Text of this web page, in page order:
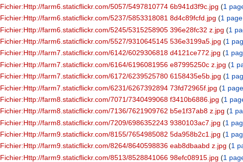
Fichier:Http://farm6.staticflickr.com/5057/5497810774 6b941d3f9c.jpg ‏‎ (1
Fichier:Http://farm6.staticflickr.com/5237/5853318081 8d4c89fcfd.jpg ‏‎ (1
Fichier:Http://farm6.staticflickr.com/5245/5315258905 396e28fc32 z.jpg ‏‎ (1
Fichier:Http://farm6.staticflickr.com/5527/9310645145 536e3199a5.jpg ‏‎ (1
Fichier:Http://farm7.staticflickr.com/6142/6029306818 d4121ce772.jpg ‏‎ (1
Fichier:Http://farm7.staticflickr.com/6164/6196081956 e87995250c z.jpg ‏‎ (1
Fichier:Http://farm7.staticflickr.com/6172/6239525780 6158435e5b.jpg ‏‎ (1
Fichier:Http://farm7.staticflickr.com/6231/6267392894 73fd72965f.jpg ‏‎ (1
Fichier:Http://farm8.staticflickr.com/7071/7340499068 f3410b6886.jpg ‏‎ (1
Fichier:Http://farm8.staticflickr.com/7136/7621909762 b5e1f37ab8 z.jpg ‏‎ (1
Fichier:Http://farm8.staticflickr.com/7209/6986352243 9380103ac7.jpg ‏‎ (1
Fichier:Http://farm9.staticflickr.com/8155/7654985082 5da958b2c1.jpg ‏‎ (1
Fichier:Http://farm9.staticflickr.com/8264/8640598836 eab8dbaabd z.jpg ‏‎ (1
Fichier:Http://farm9.staticflickr.com/8513/8528841066 98efc08915.jpg ‏‎ (1